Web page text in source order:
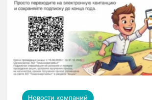
Новости компаний